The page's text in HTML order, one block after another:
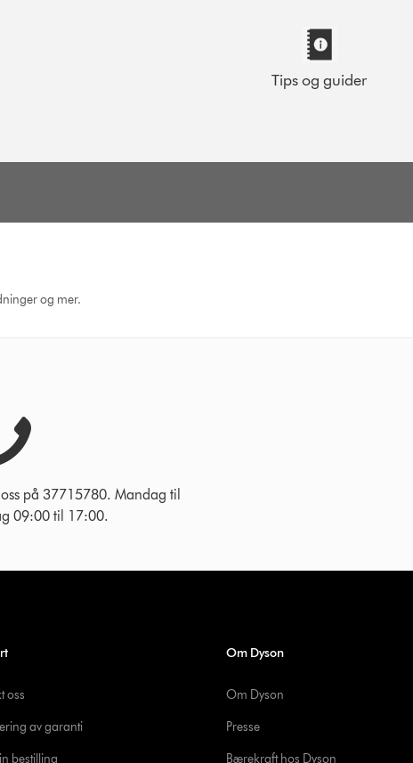
Tips og guider
og mer.
på 37715780. Mandag til
09:00 til 17:00.
oss
av garanti
bestilling
Om Dyson
Om Dyson
Presse
Bærekraft hos Dyson